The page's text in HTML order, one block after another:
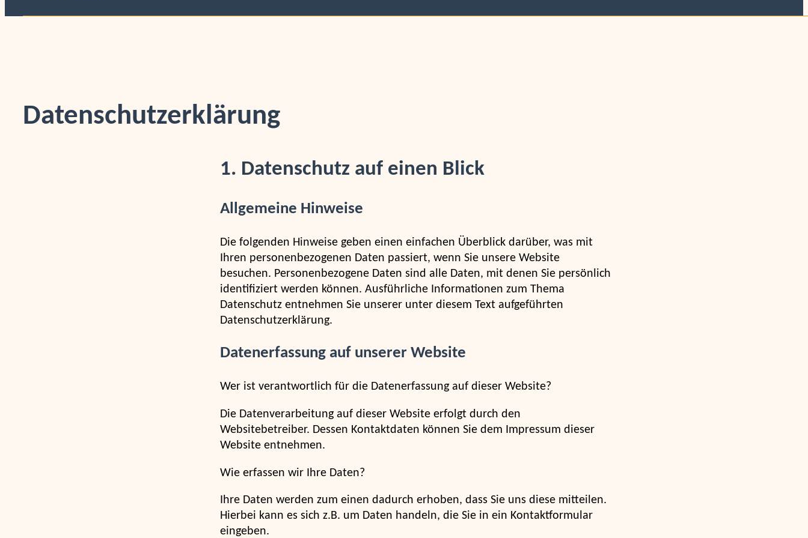
Datenschutzerklärung
1. Datenschutz auf einen Blick
Allgemeine Hinweise
Die folgenden Hinweise geben einen einfachen Überblick darüber, was mit
Ihren personenbezogenen Daten passiert, wenn Sie unsere Website
besuchen. Personenbezogene Daten sind alle Daten, mit denen Sie persönlich
identifiziert werden können. Ausführliche Informationen zum Thema
Datenschutz entnehmen Sie unserer unter diesem Text aufgeführten
Datenschutzerklärung.
Datenerfassung auf unserer Website
Wer ist verantwortlich für die Datenerfassung auf dieser Website?
Die Datenverarbeitung auf dieser Website erfolgt durch den
Websitebetreiber. Dessen Kontaktdaten können Sie dem Impressum dieser
Website entnehmen.
Wie erfassen wir Ihre Daten?
Ihre Daten werden zum einen dadurch erhoben, dass Sie uns diese mitteilen.
Hierbei kann es sich z.B. um Daten handeln, die Sie in ein Kontaktformular
eingeben.